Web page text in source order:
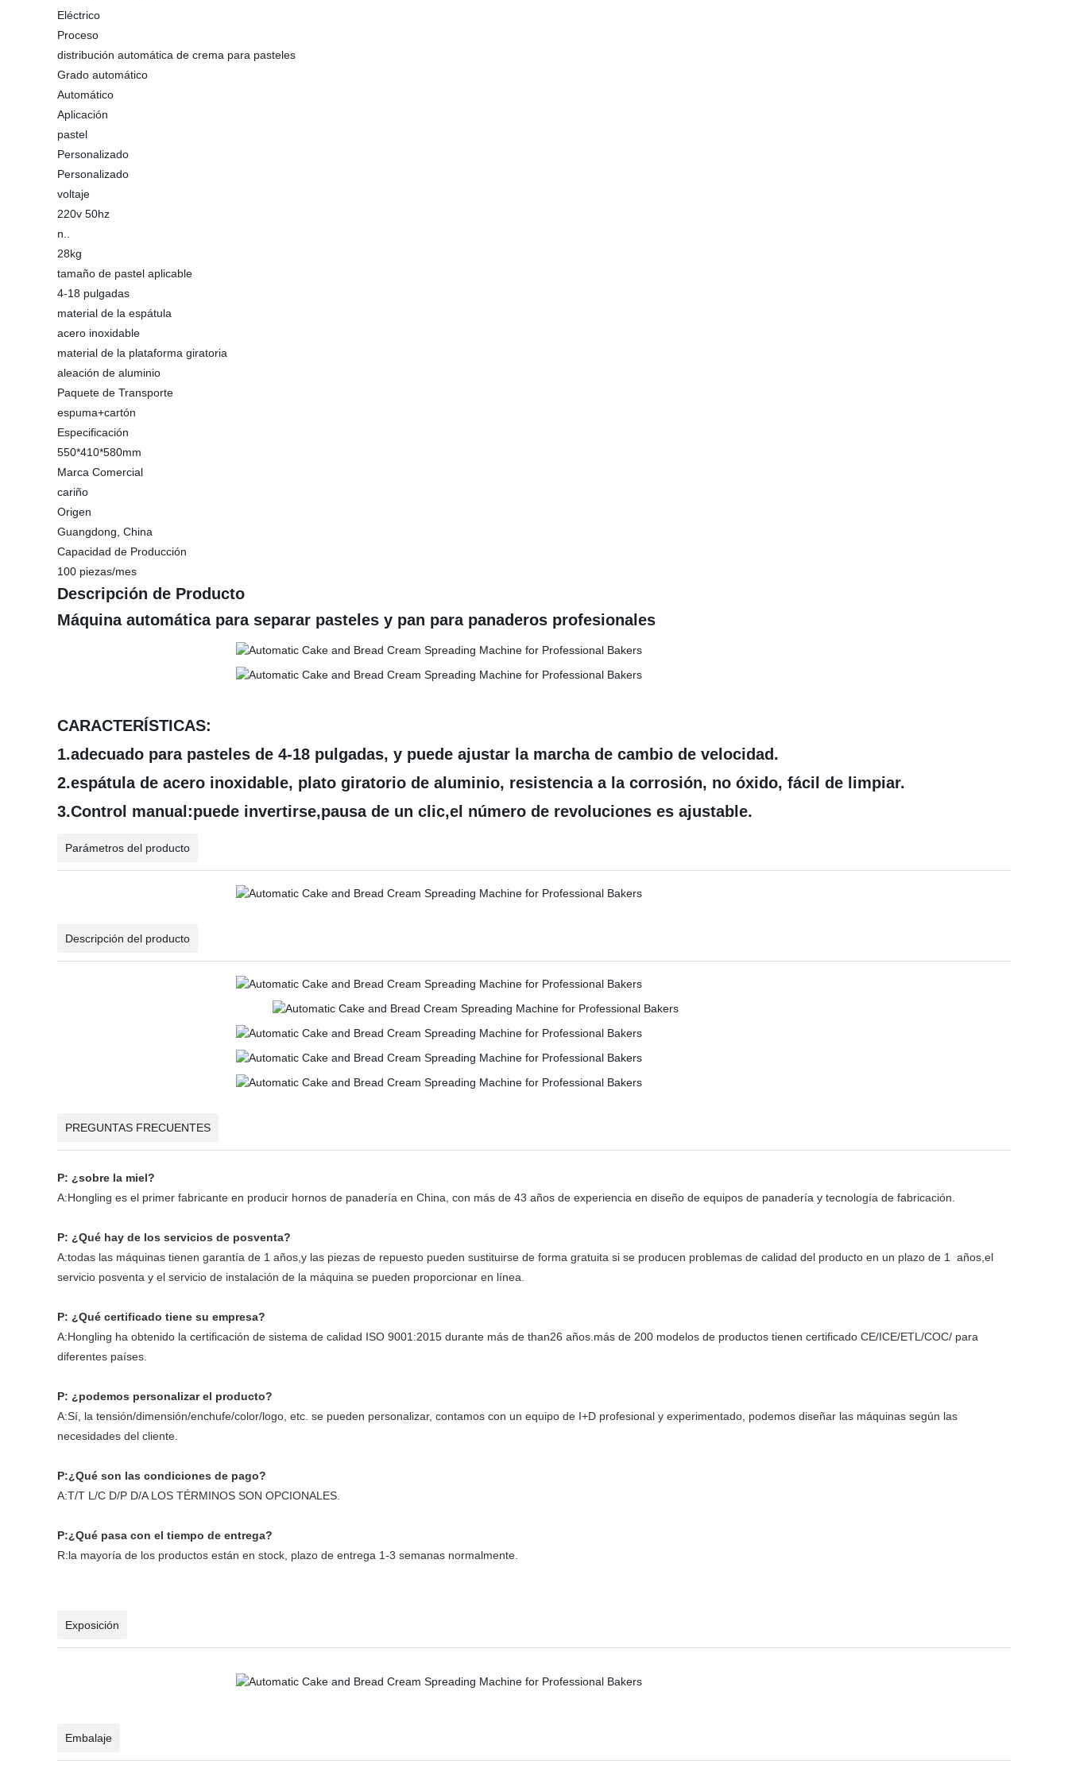
Eléctrico
Proceso
distribución automática de crema para pasteles
Grado automático
Automático
Aplicación
pastel
Personalizado
Personalizado
voltaje
220v 50hz
n..
28kg
tamaño de pastel aplicable
4-18 pulgadas
material de la espátula
acero inoxidable
material de la plataforma giratoria
aleación de aluminio
Paquete de Transporte
espuma+cartón
Especificación
550*410*580mm
Marca Comercial
cariño
Origen
Guangdong, China
Capacidad de Producción
100 piezas/mes
Descripción de Producto
Máquina automática para separar pasteles y pan para panaderos profesionales
CARACTERÍSTICAS:
1.adecuado para pasteles de 4-18 pulgadas, y puede ajustar la marcha de cambio de velocidad.
2.espátula de acero inoxidable, plato giratorio de aluminio, resistencia a la corrosión, no óxido, fácil de limpiar.
3.Control manual:puede invertirse,pausa de un clic,el número de revoluciones es ajustable.
Parámetros del producto
Descripción del producto
PREGUNTAS FRECUENTES
P: ¿sobre la miel?
A:Hongling es el primer fabricante en producir hornos de panadería en China, con más de 43 años de experiencia en diseño de equipos de panadería y tecnología de fabricación.
P: ¿Qué hay de los servicios de posventa?
A:todas las máquinas tienen garantía de 1 años,y las piezas de repuesto pueden sustituirse de forma gratuita si se producen problemas de calidad del producto en un plazo de 1
años,el
servicio posventa y el servicio de instalación de la máquina se pueden proporcionar en línea.
P: ¿Qué certificado tiene su empresa?
A:Hongling ha obtenido la certificación de sistema de calidad ISO 9001:2015 durante más de than26 años.más de 200 modelos de productos tienen certificado CE/ICE/ETL/COC/ para
diferentes países.
P: ¿podemos personalizar el producto?
A:Sí, la tensión/dimensión/enchufe/color/logo, etc. se pueden personalizar, contamos con un equipo de I+D profesional y experimentado, podemos diseñar las máquinas según las
necesidades del cliente.
P:¿Qué son las condiciones de pago?
A:T/T L/C D/P D/A LOS TÉRMINOS SON OPCIONALES.
P:¿Qué pasa con el tiempo de entrega?
R:la mayoría de los productos están en stock, plazo de entrega 1-3 semanas normalmente.
Exposición
Embalaje